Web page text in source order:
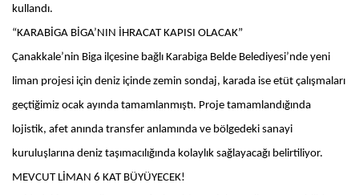
kullandı.
“KARABİGA BİGA’NIN İHRACAT KAPISI OLACAK”
Çanakkale’nin Biga ilçesine bağlı Karabiga Belde Belediyesi’nde yeni
liman projesi için deniz içinde zemin sondaj, karada ise etüt çalışmaları
geçtiğimiz ocak ayında tamamlanmıştı. Proje tamamlandığında
lojistik, afet anında transfer anlamında ve bölgedeki sanayi
kuruluşlarına deniz taşımacılığında kolaylık sağlayacağı belirtiliyor.
MEVCUT LİMAN 6 KAT BÜYÜYECEK!